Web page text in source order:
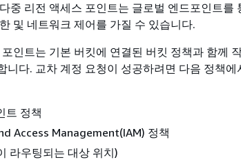
중 리전 액세스 포인트는 글로벌 엔드포인트를
및 네트워크 제어를 가질 수 있습니다.
인트는 기본 버킷에 연결된 버킷 정책과 함께
니다. 교차 계정 요청이 성공하려면 다음 정책에
트 정책
Access Management(IAM) 정책
라우팅되는 대상 위치)